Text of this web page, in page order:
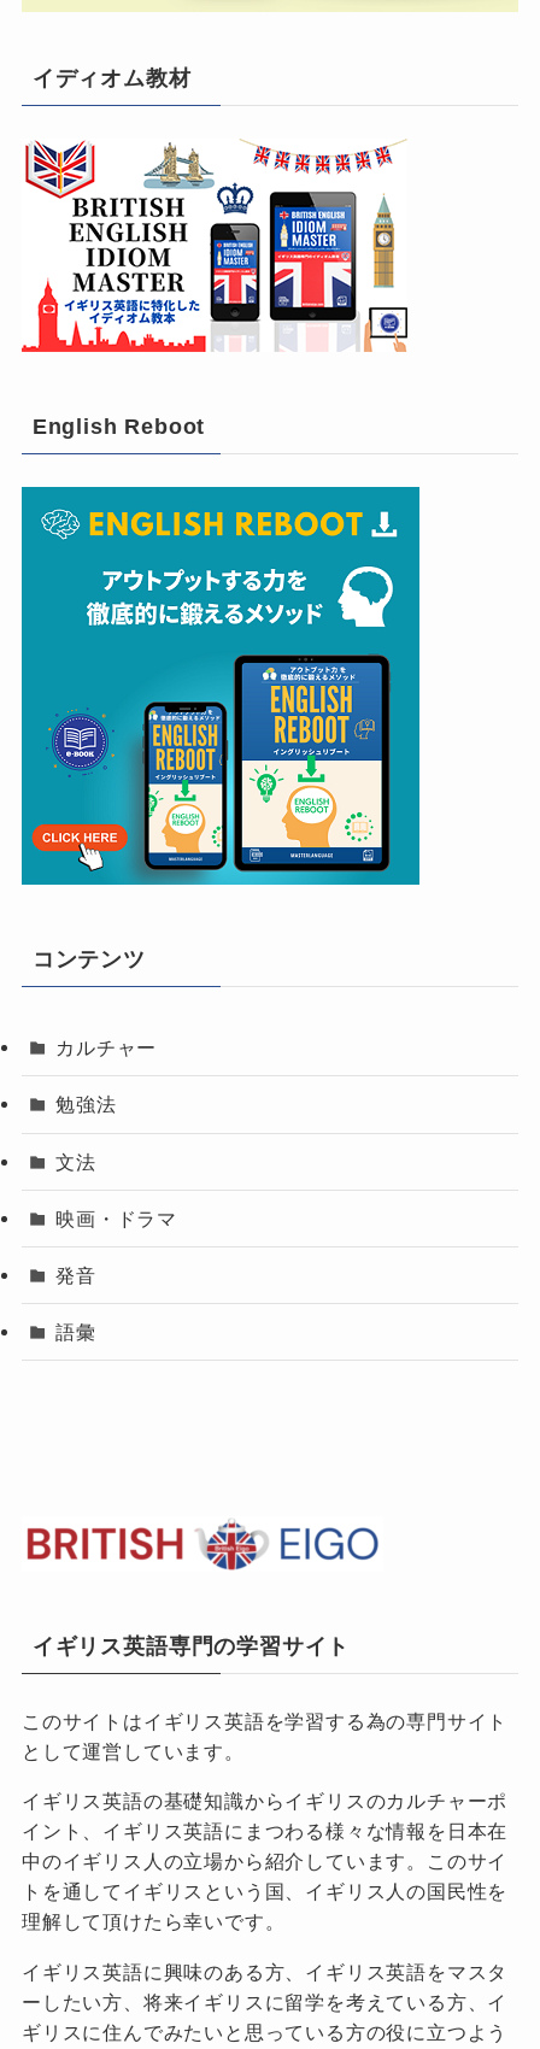
イディオム教材
English Reboot
コンテンツ
カルチャー
勉強法
文法
映画・ドラマ
発音
語彙
イギリス英語専門の学習サイト
このサイトはイギリス英語を学習する為の専門サイト
として運営しています。
イギリス英語の基礎知識からイギリスのカルチャーポ
イント、イギリス英語にまつわる様々な情報を日本在
中のイギリス人の立場から紹介しています。このサイ
トを通してイギリスという国、イギリス人の国民性を
理解して頂けたら幸いです。
イギリス英語に興味のある方、イギリス英語をマスタ
ーしたい方、将来イギリスに留学を考えている方、イ
ギリスに住んでみたいと思っている方の役に立つよう